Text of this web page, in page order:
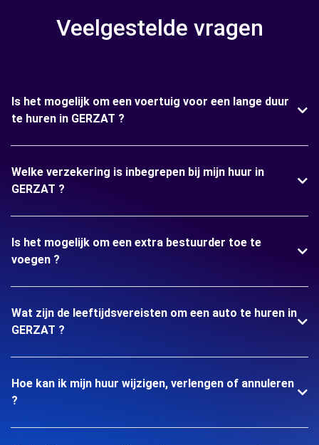
Veelgestelde vragen
Is het mogelijk om een voertuig voor een lange duur
te huren in GERZAT ?
Welke verzekering is inbegrepen bij mijn huur in
GERZAT ?
Is het mogelijk om een extra bestuurder toe te
voegen ?
Wat zijn de leeftijdsvereisten om een auto te huren in
GERZAT ?
Hoe kan ik mijn huur wijzigen, verlengen of annuleren
?